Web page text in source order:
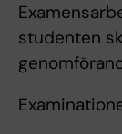
studenten